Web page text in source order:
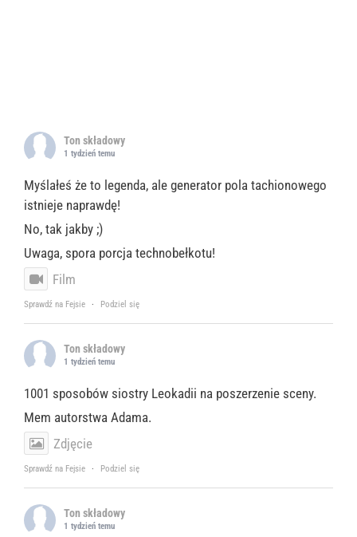
Ton składowy
1 tydzień temu
Myślałeś że to legenda, ale generator pola tachionowego
istnieje naprawdę!
No, tak jakby ;)
Uwaga, spora porcja technobełkotu!
Film
Sprawdź na Fejsie · Podziel się
Ton składowy
1 tydzień temu
1001 sposobów siostry Leokadii na poszerzenie sceny.
Mem autorstwa Adama.
Zdjęcie
Sprawdź na Fejsie · Podziel się
Ton składowy
1 tydzień temu